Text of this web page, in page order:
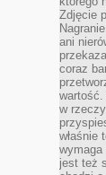
Zdjęcie
ani
coraz
wartość.
w
właśnie
jest też